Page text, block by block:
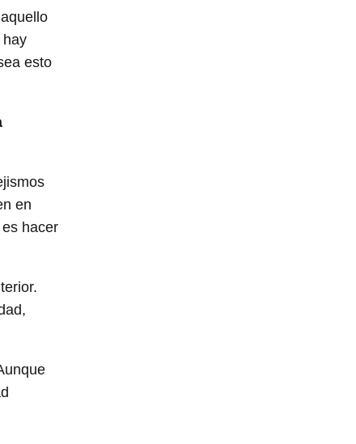
hay
esto
en
hacer